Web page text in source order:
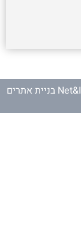
Net&IT בניית אתרים